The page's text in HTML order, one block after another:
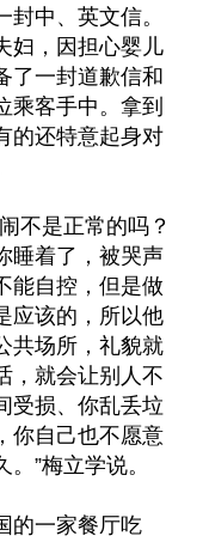
中、英文信。
妇，因担心婴儿
了一封道歉信和
乘客手中。拿到
的还特意起身对
不是正常的吗？
睡着了，被哭声
能自控，但是做
应该的，所以他
共场所，礼貌就
，就会让别人不
受损、你乱丢垃
你自己也不愿意
”梅立学说。
的一家餐厅吃